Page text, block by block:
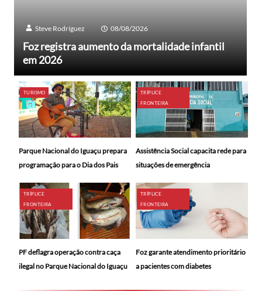
Steve Rodríguez 08/08/2026
Foz registra aumento da mortalidade infantil
em 2026
TURISMO
Parque Nacional do Iguaçu prepara
programação para o Dia dos Pais
TRÍPLICE
FRONTEIRA
Assistência Social capacita rede para
situações de emergência
TRÍPLICE
FRONTEIRA
PF deflagra operação contra caça
ilegal no Parque Nacional do Iguaçu
TRÍPLICE
FRONTEIRA
Foz garante atendimento prioritário
a pacientes com diabetes